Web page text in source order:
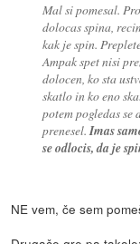
Mal si pomesal.
dolocas spina,
kak je spin.
Ampak spet nisi
dolocen, ko sta
skatlo in ko eno
potem pogledas
prenesel.Imas
se odlocis, da je
NE vem, če sem